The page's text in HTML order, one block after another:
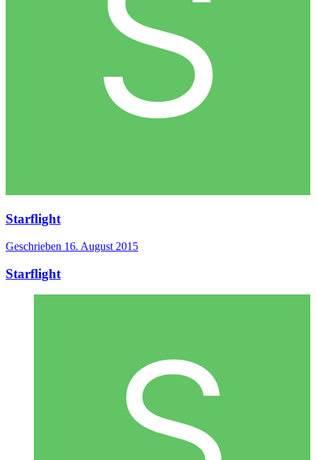
Starflight
Geschrieben 16. August 2015
Starflight